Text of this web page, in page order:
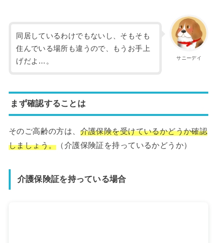
サニーデイ
同居しているわけでもないし、そもそも
住んでいる場所も違うので、もうお手上
げだよ…。
まず確認することは
そのご高齢の方は、 介護保険を受けているかどうか確認
しましょう。 （介護保険証を持っているかどうか）
介護保険証を持っている場合